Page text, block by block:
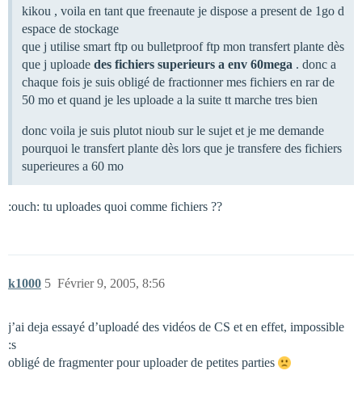
kikou , voila en tant que freenaute je dispose a present de 1go d
espace de stockage
que j utilise smart ftp ou bulletproof ftp mon transfert plante dès
que j uploade des fichiers superieurs a env 60mega . donc a
chaque fois je suis obligé de fractionner mes fichiers en rar de
50 mo et quand je les uploade a la suite tt marche tres bien
donc voila je suis plutot nioub sur le sujet et je me demande
pourquoi le transfert plante dès lors que je transfere des fichiers
superieures a 60 mo
:ouch: tu uploades quoi comme fichiers ??
k1000 Février 9, 2005, 8:56
5
j’ai deja essayé d’uploadé des vidéos de CS et en effet, impossible
:s
obligé de fragmenter pour uploader de petites parties